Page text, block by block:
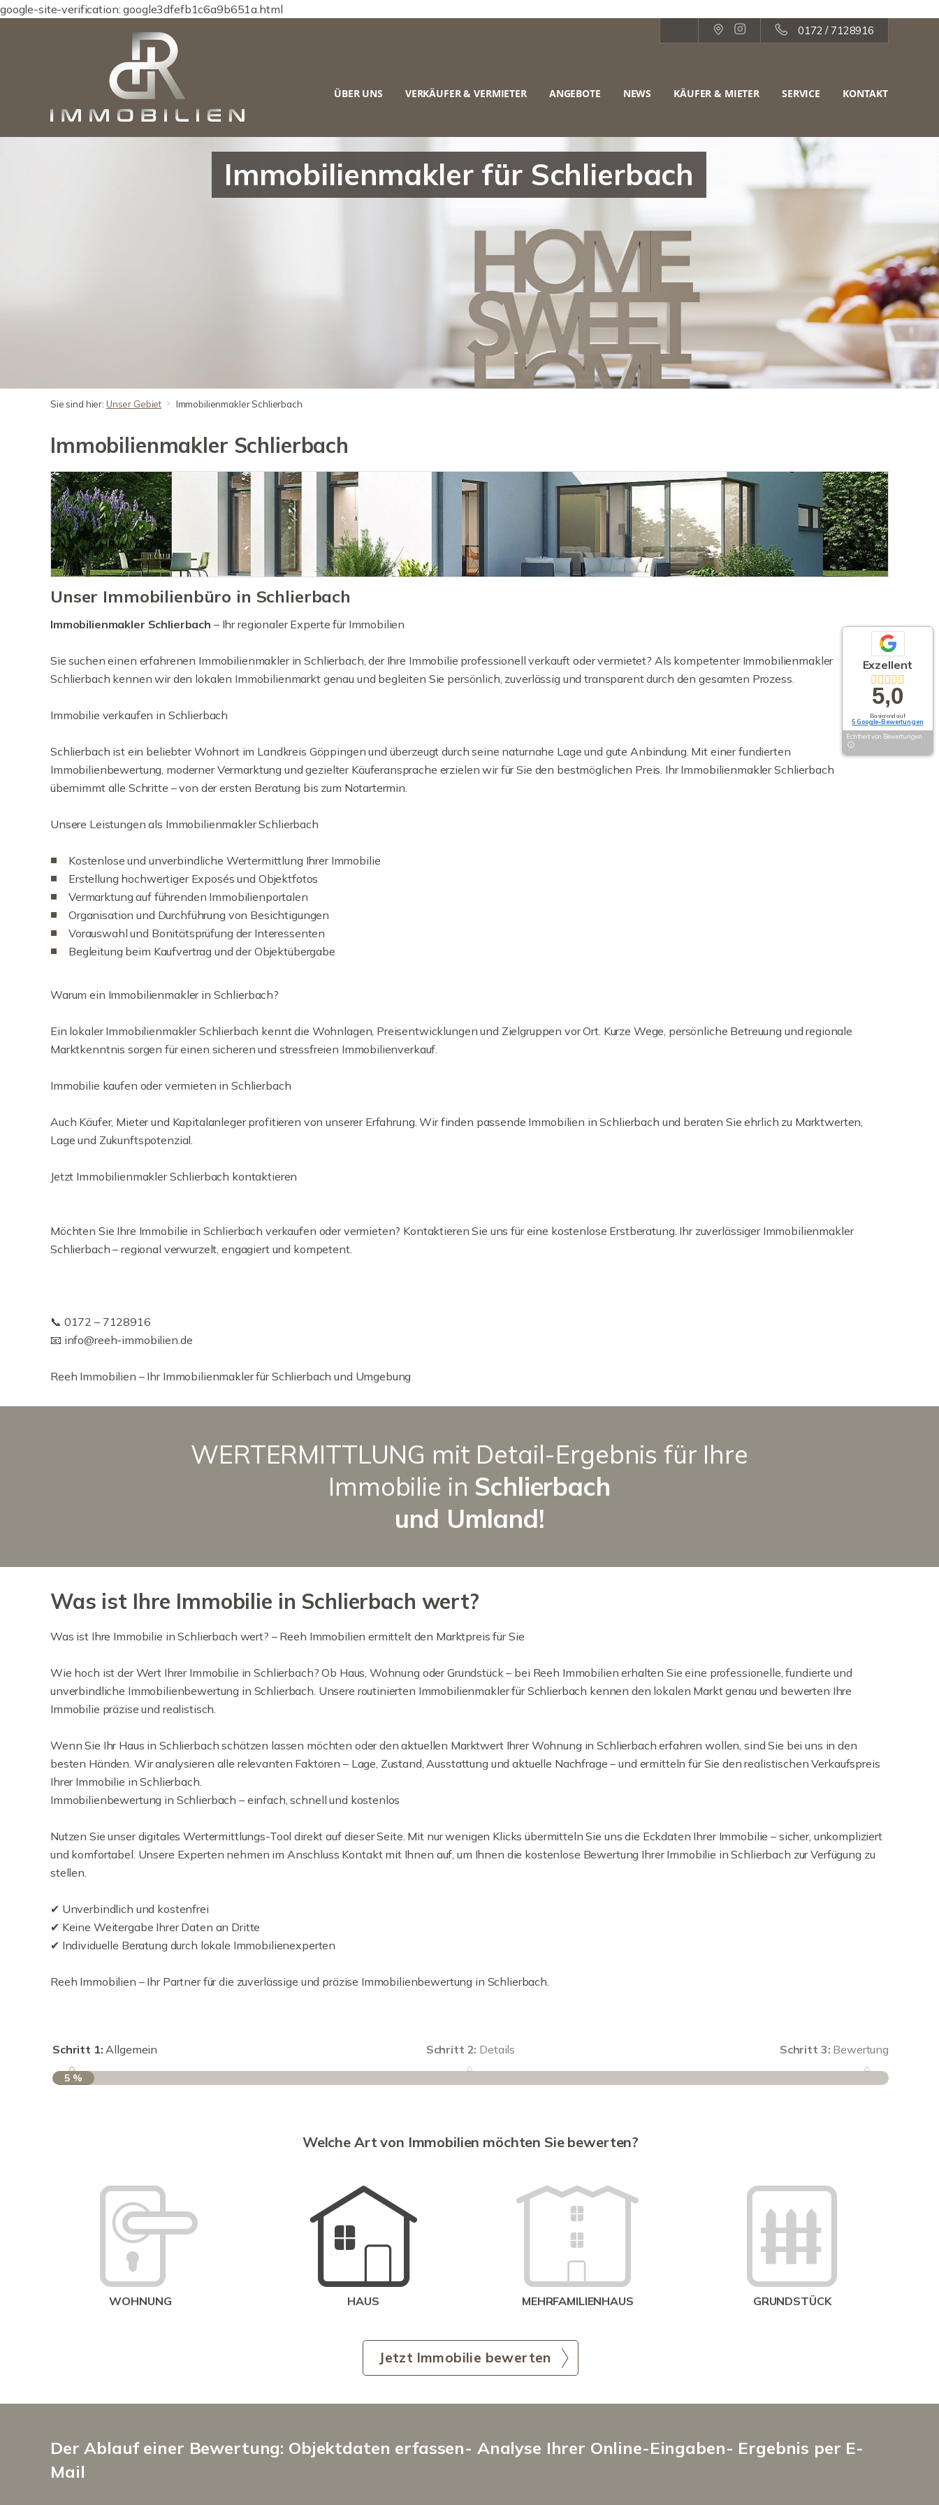
google-site-verification: google3dfefb1c6a9b651a.html
0172 / 7128916
ÜBER UNS VERKÄUFER & VERMIETER ANGEBOTE NEWS KÄUFER & MIETER SERVICE KONTAKT
Immobilienmakler für Schlierbach
Sie sind hier: Unser Gebiet Immobilienmakler Schlierbach
Immobilienmakler Schlierbach
Unser Immobilienbüro in Schlierbach
Immobilienmakler Schlierbach – Ihr regionaler Experte für Immobilien
Sie suchen einen erfahrenen Immobilienmakler in Schlierbach, der Ihre Immobilie professionell verkauft oder vermietet? Als kompetenter Immobilienmakler
Schlierbach kennen wir den lokalen Immobilienmarkt genau und begleiten Sie persönlich, zuverlässig und transparent durch den gesamten Prozess.
Immobilie verkaufen in Schlierbach
Schlierbach ist ein beliebter Wohnort im Landkreis Göppingen und überzeugt durch seine naturnahe Lage und gute Anbindung. Mit einer fundierten
Immobilienbewertung, moderner Vermarktung und gezielter Käuferansprache erzielen wir für Sie den bestmöglichen Preis. Ihr Immobilienmakler Schlierbach
übernimmt alle Schritte – von der ersten Beratung bis zum Notartermin.
Unsere Leistungen als Immobilienmakler Schlierbach
Kostenlose und unverbindliche Wertermittlung Ihrer Immobilie
Erstellung hochwertiger Exposés und Objektfotos
Vermarktung auf führenden Immobilienportalen
Organisation und Durchführung von Besichtigungen
Vorauswahl und Bonitätsprüfung der Interessenten
Begleitung beim Kaufvertrag und der Objektübergabe
Warum ein Immobilienmakler in Schlierbach?
Ein lokaler Immobilienmakler Schlierbach kennt die Wohnlagen, Preisentwicklungen und Zielgruppen vor Ort. Kurze Wege, persönliche Betreuung und regionale
Marktkenntnis sorgen für einen sicheren und stressfreien Immobilienverkauf.
Immobilie kaufen oder vermieten in Schlierbach
Auch Käufer, Mieter und Kapitalanleger profitieren von unserer Erfahrung. Wir finden passende Immobilien in Schlierbach und beraten Sie ehrlich zu Marktwerten,
Lage und Zukunftspotenzial.
Jetzt Immobilienmakler Schlierbach kontaktieren
Möchten Sie Ihre Immobilie in Schlierbach verkaufen oder vermieten? Kontaktieren Sie uns für eine kostenlose Erstberatung. Ihr zuverlässiger Immobilienmakler
Schlierbach – regional verwurzelt, engagiert und kompetent.
📞 0172 – 7128916
📧 info@reeh-immobilien.de
Reeh Immobilien – Ihr Immobilienmakler für Schlierbach und Umgebung
WERTERMITTLUNG mit Detail-Ergebnis für Ihre
Immobilie in Schlierbach
und Umland!
Was ist Ihre Immobilie in Schlierbach wert?
Was ist Ihre Immobilie in Schlierbach wert? – Reeh Immobilien ermittelt den Marktpreis für Sie
Wie hoch ist der Wert Ihrer Immobilie in Schlierbach? Ob Haus, Wohnung oder Grundstück – bei Reeh Immobilien erhalten Sie eine professionelle, fundierte und
unverbindliche Immobilienbewertung in Schlierbach. Unsere routinierten Immobilienmakler für Schlierbach kennen den lokalen Markt genau und bewerten Ihre
Immobilie präzise und realistisch.
Wenn Sie Ihr Haus in Schlierbach schätzen lassen möchten oder den aktuellen Marktwert Ihrer Wohnung in Schlierbach erfahren wollen, sind Sie bei uns in den
besten Händen. Wir analysieren alle relevanten Faktoren – Lage, Zustand, Ausstattung und aktuelle Nachfrage – und ermitteln für Sie den realistischen Verkaufspreis
Ihrer Immobilie in Schlierbach.
Immobilienbewertung in Schlierbach – einfach, schnell und kostenlos
Nutzen Sie unser digitales Wertermittlungs-Tool direkt auf dieser Seite. Mit nur wenigen Klicks übermitteln Sie uns die Eckdaten Ihrer Immobilie – sicher, unkompliziert
und komfortabel. Unsere Experten nehmen im Anschluss Kontakt mit Ihnen auf, um Ihnen die kostenlose Bewertung Ihrer Immobilie in Schlierbach zur Verfügung zu
stellen.
✔ Unverbindlich und kostenfrei
✔ Keine Weitergabe Ihrer Daten an Dritte
✔ Individuelle Beratung durch lokale Immobilienexperten
Reeh Immobilien – Ihr Partner für die zuverlässige und präzise Immobilienbewertung in Schlierbach.
Schritt 1: Allgemein Schritt 2: Details Schritt 3: Bewertung
5 %
Welche Art von Immobilien möchten Sie bewerten?
WOHNUNG HAUS MEHRFAMILIENHAUS GRUNDSTÜCK
Jetzt Immobilie bewerten
Der Ablauf einer Bewertung: Objektdaten erfassen- Analyse Ihrer Online-Eingaben- Ergebnis per E-
Mail
Exzellent
5,0
Basierend auf
5 Google-Bewertungen
Echtheit von Bewertungen